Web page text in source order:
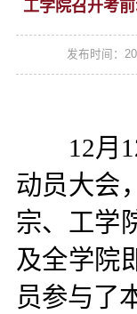
工学院召开考
发布时间：
12月
动员大会
宗、工学
及全学院
员参与了